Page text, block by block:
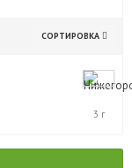
СОРТИРОВКА
9
ноября,